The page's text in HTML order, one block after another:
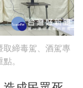
取締毒駕、酒駕專
。